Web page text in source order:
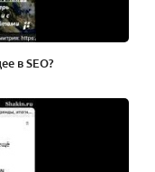
в SEO?